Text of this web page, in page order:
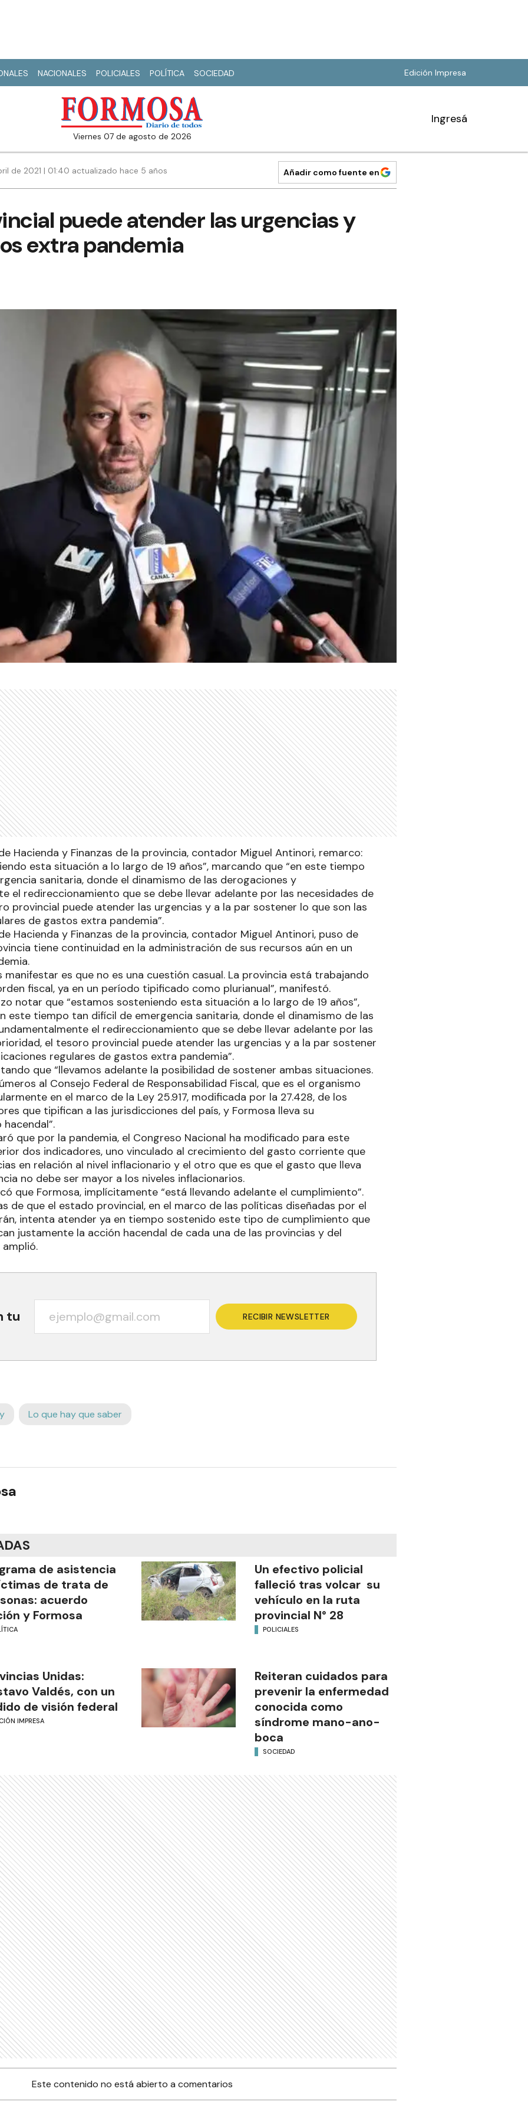
NACIONALES POLICIALES POLÍTICA SOCIEDAD Edición Impresa
viernes 07 de agosto de 2026
Ingresá
de 2021 | 01:40 actualizado hace 5 años Añadir como fuente en
puede atender las urgencias y
extra pandemia
Hacienda y Finanzas de la provincia, contador Miguel Antinori, remarco:
esta situación a lo largo de 19 años”, marcando que “en este tiempo
sanitaria, donde el dinamismo de las derogaciones y
el redireccionamiento que se debe llevar adelante por las necesidades de
provincial puede atender las urgencias y a la par sostener lo que son las
de gastos extra pandemia”.
Hacienda y Finanzas de la provincia, contador Miguel Antinori, puso de
tiene continuidad en la administración de sus recursos aún en un
manifestar es que no es una cuestión casual. La provincia está trabajando
fiscal, ya en un período tipificado como plurianual”, manifestó.
notar que “estamos sosteniendo esta situación a lo largo de 19 años”,
este tiempo tan difícil de emergencia sanitaria, donde el dinamismo de las
el redireccionamiento que se debe llevar adelante por las
el tesoro provincial puede atender las urgencias y a la par sostener
regulares de gastos extra pandemia”.
que “llevamos adelante la posibilidad de sostener ambas situaciones.
al Consejo Federal de Responsabilidad Fiscal, que es el organismo
en el marco de la Ley 25.917, modificada por la 27.428, de los
que tipifican a las jurisdicciones del país, y Formosa lleva su
que por la pandemia, el Congreso Nacional ha modificado para este
dos indicadores, uno vinculado al crecimiento del gasto corriente que
en relación al nivel inflacionario y el otro que es que el gasto que lleva
no debe ser mayor a los niveles inflacionarios.
que Formosa, implícitamente “está llevando adelante el cumplimiento”.
de que el estado provincial, en el marco de las políticas diseñadas por el
intenta atender ya en tiempo sostenido este tipo de cumplimiento que
justamente la acción hacendal de cada una de las provincias y del
amplió.
tu RECIBIR NEWSLETTER
Lo que hay que saber
de asistencia
de trata de
acuerdo
y Formosa
Un efectivo policial
falleció tras volcar su
vehículo en la ruta
provincial N° 28
POLICIALES
Unidas:
Valdés, con un
de visión federal
IMPRESA
Reiteran cuidados para
prevenir la enfermedad
conocida como
síndrome mano-ano-
boca
SOCIEDAD
Este contenido no está abierto a comentarios